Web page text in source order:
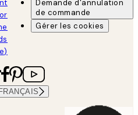
Demande d'annulation
de commande
Gérer les cookies
FRANÇAIS